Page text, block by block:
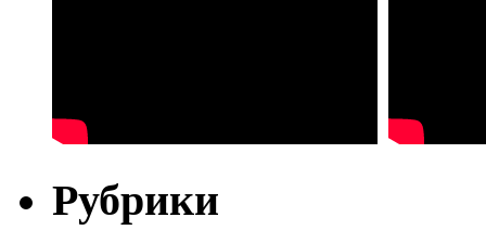
Рубрики